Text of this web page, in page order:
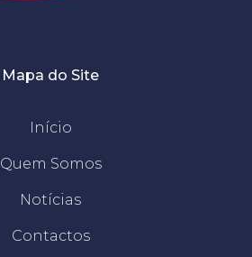
Mapa do Site
Início
Quem Somos
Notícias
Contactos